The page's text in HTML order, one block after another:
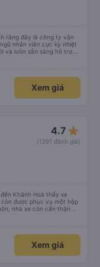
rằng đây là công ty vận
và luôn sẵn sàng hỗ trợ.
ái. Tài xế thân thiện,
Xem giá
4.7 star_rate
(1291 đánh giá)
Khánh Hoà thấy xe
được phục vụ một hộp
nhà xe còn cẩn thận
nước uống tránh rớt.
thì thấy rất tốt)
Xem giá